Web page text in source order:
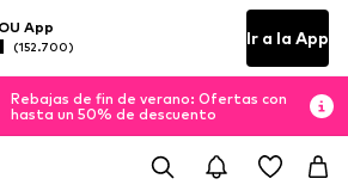
App
(152.700) Ir a la App
Rebajas de fin de verano: Ofertas con
hasta un 50% de descuento